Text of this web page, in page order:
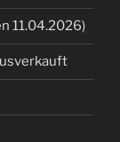
11.04.2026)